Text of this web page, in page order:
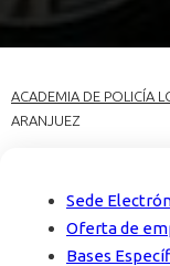
ACADEMIA DE POLICÍA
ARANJUEZ
Sede
Oferta de
Bases